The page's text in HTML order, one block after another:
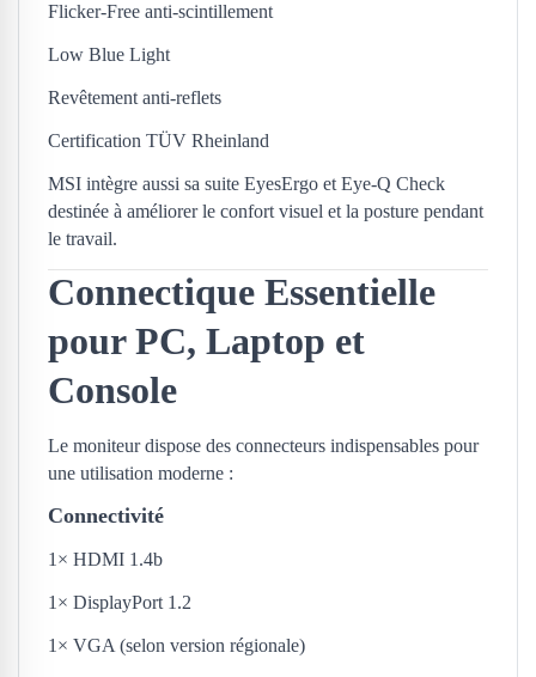
Flicker-Free anti-scintillement
Low Blue Light
Revêtement anti-reflets
Certification TÜV Rheinland
MSI intègre aussi sa suite EyesErgo et Eye-Q Check
destinée à améliorer le confort visuel et la posture pendant
le travail.
Connectique Essentielle
pour PC, Laptop et
Console
Le moniteur dispose des connecteurs indispensables pour
une utilisation moderne :
Connectivité
1× HDMI 1.4b
1× DisplayPort 1.2
1× VGA (selon version régionale)